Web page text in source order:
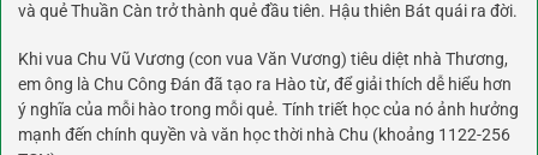
và quẻ Thuần Càn trở thành quẻ đầu tiên. Hậu thiên Bát quái ra đời.
Khi vua Chu Vũ Vương (con vua Văn Vương) tiêu diệt nhà Thương,
em ông là Chu Công Đán đã tạo ra Hào từ, để giải thích dễ hiểu hơn
ý nghĩa của mỗi hào trong mỗi quẻ. Tính triết học của nó ảnh hưởng
mạnh đến chính quyền và văn học thời nhà Chu (khoảng 1122-256